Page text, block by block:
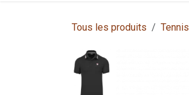
Tous les produits Tennis